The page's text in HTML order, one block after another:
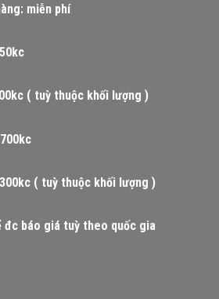
miễn phí
( tuỳ thuộc khối lượng )
( tuỳ thuộc khối lượng )
đc báo giá tuỳ theo quốc gia